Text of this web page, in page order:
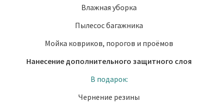
Влажная уборка
Пылесос багажника
Мойка ковриков, порогов и проёмов
Нанесение дополнительного защитного слоя
В подарок:
Чернение резины